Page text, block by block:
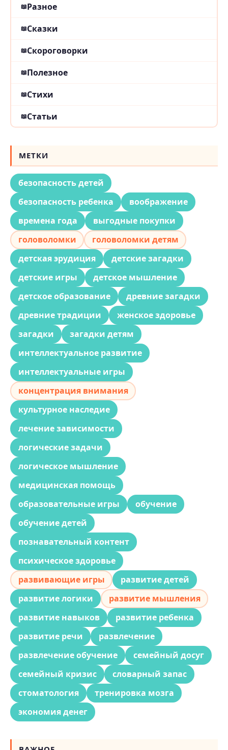
Разное
Сказки
Скороговорки
Полезное
Стихи
Статьи
МЕТКИ
безопасность детей
безопасность ребенка
воображение
времена года
выгодные покупки
головоломки
головоломки детям
детская эрудиция
детские загадки
детские игры
детское мышление
детское образование
древние загадки
древние традиции
женское здоровье
загадки
загадки детям
интеллектуальное развитие
интеллектуальные игры
концентрация внимания
культурное наследие
лечение зависимости
логические задачи
логическое мышление
медицинская помощь
образовательные игры
обучение
обучение детей
познавательный контент
психическое здоровье
развивающие игры
развитие детей
развитие логики
развитие мышления
развитие навыков
развитие ребенка
развитие речи
развлечение
развлечение обучение
семейный досуг
семейный кризис
словарный запас
стоматология
тренировка мозга
экономия денег